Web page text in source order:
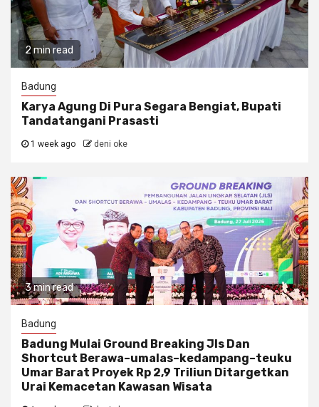
2 min read
Badung
Karya Agung Di Pura Segara Bengiat, Bupati
Tandatangani Prasasti
1 week ago deni oke
3 min read
Badung
Badung Mulai Ground Breaking Jls Dan
Shortcut Berawa–umalas–kedampang–teuku
Umar Barat Proyek Rp 2,9 Triliun Ditargetkan
Urai Kemacetan Kawasan Wisata